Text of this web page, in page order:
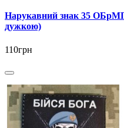
Нарукавний знак 35
дужкою)
110грн